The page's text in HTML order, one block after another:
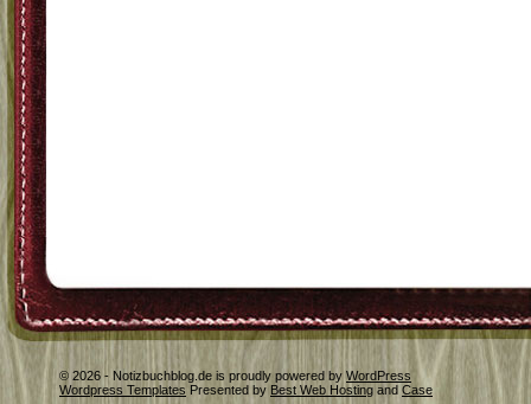
© 2026 - Notizbuchblog.de is proudly powered by WordPress
Wordpress Templates Presented by Best Web Hosting and Case